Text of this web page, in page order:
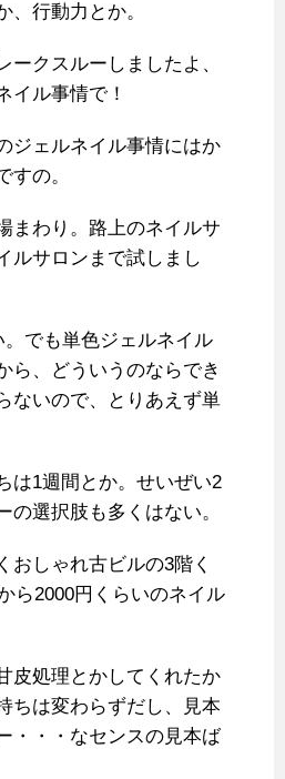
、行動力とか。
ークスルーしましたよ、
イル事情で！
ジェルネイル事情にはか
すの。
まわり。路上のネイルサ
ルサロンまで試しまし
でも単色ジェルネイル
ら、どういうのならでき
ないので、とりあえず単
は1週間とか。せいぜい2
の選択肢も多くはない。
おしゃれ古ビルの3階く
ら2000円くらいのネイル
皮処理とかしてくれたか
ちは変わらずだし、見本
・・・なセンスの見本ば